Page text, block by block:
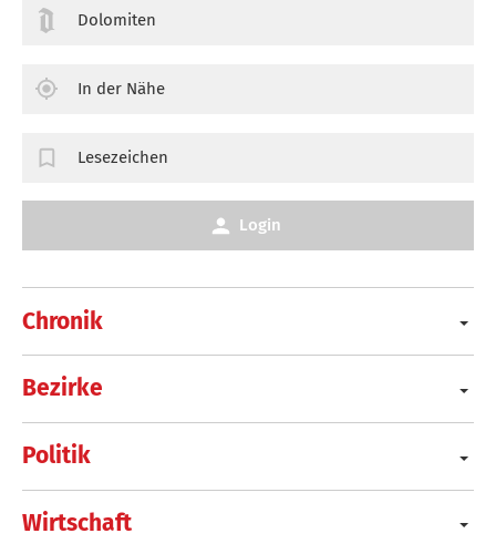
Chronik
Bezirke
Politik
Wirtschaft
Dolomiten
In der Nähe
Lesezeichen
Login